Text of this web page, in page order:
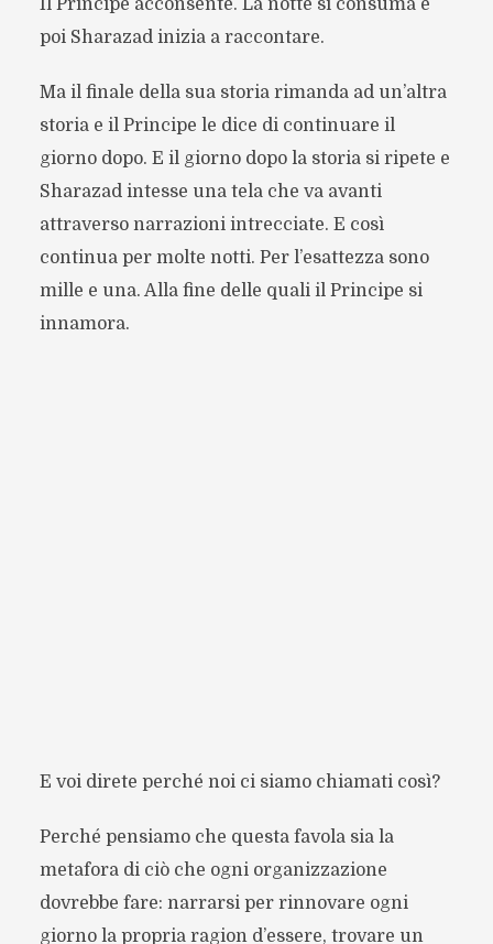
Il Principe acconsente. La notte si consuma e
poi Sharazad inizia a raccontare.
Ma il finale della sua storia rimanda ad un’altra
storia e il Principe le dice di continuare il
giorno dopo. E il giorno dopo la storia si ripete e
Sharazad intesse una tela che va avanti
attraverso narrazioni intrecciate. E così
continua per molte notti. Per l’esattezza sono
mille e una. Alla fine delle quali il Principe si
innamora.
E voi direte perché noi ci siamo chiamati così?
Perché pensiamo che questa favola sia la
metafora di ciò che ogni organizzazione
dovrebbe fare: narrarsi per rinnovare ogni
giorno la propria ragion d’essere, trovare un